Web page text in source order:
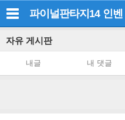
파이널판타지14 인벤
자유 게시판
내글 내 댓글